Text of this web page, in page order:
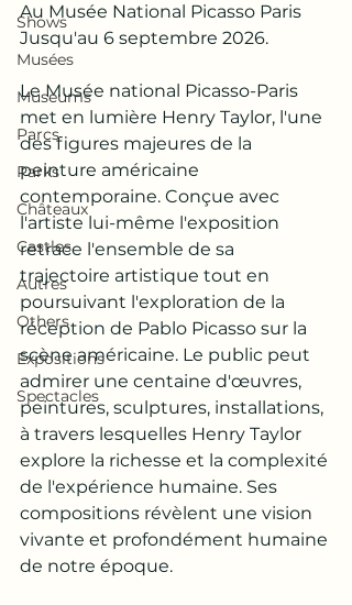
Shows
Musées
Museums
Parcs
Parks
Châteaux
Castles
Autres
Others
Expositions
Spectacles
Au Musée National Picasso Paris
Jusqu'au 6 septembre 2026.
Le Musée national Picasso-Paris
met en lumière Henry Taylor, l'une
des figures majeures de la
peinture américaine
contemporaine. Conçue avec
l'artiste lui-même l'exposition
retrace l'ensemble de sa
trajectoire artistique tout en
poursuivant l'exploration de la
réception de Pablo Picasso sur la
scène américaine. Le public peut
admirer une centaine d'œuvres,
peintures, sculptures, installations,
à travers lesquelles Henry Taylor
explore la richesse et la complexité
de l'expérience humaine. Ses
compositions révèlent une vision
vivante et profondément humaine
de notre époque.